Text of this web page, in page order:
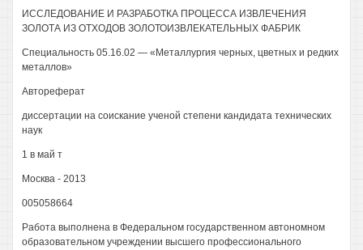
ИССЛЕДОВАНИЕ И РАЗРАБОТКА ПРОЦЕССА ИЗВЛЕЧЕНИЯ
ЗОЛОТА ИЗ ОТХОДОВ ЗОЛОТОИЗВЛЕКАТЕЛЬНЫХ ФАБРИК
Специальность 05.16.02 — «Металлургия черных, цветных и редких
металлов»
Автореферат
диссертации на соискание ученой степени кандидата технических
наук
1 в май т
Москва - 2013
005058664
Работа выполнена в Федеральном государственном автономном
образовательном учреждении высшего профессионального